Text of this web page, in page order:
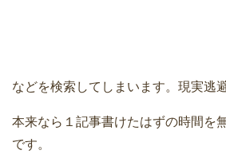
などを検索してしまいます。現実逃
本来なら１記事書けたはずの時間を
です。